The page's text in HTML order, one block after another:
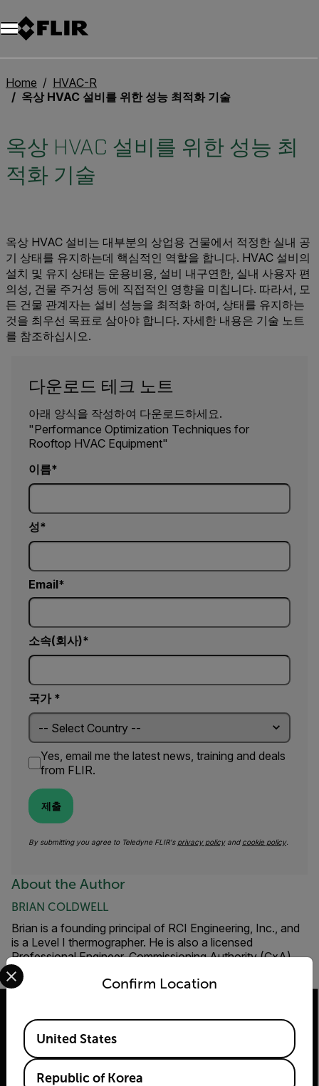
Home
HVAC-R
옥상 HVAC 설비를 위한 성능 최적화 기술
옥상 HVAC 설비를 위한 성능 최
적화 기술
옥상 HVAC 설비는 대부분의 상업용 건물에서 적정한 실내 공
기 상태를 유지하는데 핵심적인 역할을 합니다. HVAC 설비의
설치 및 유지 상태는 운용비용, 설비 내구연한, 실내 사용자 편
의성, 건물 주거성 등에 직접적인 영향을 미칩니다. 따라서, 모
든 건물 관계자는 설비 성능을 최적화 하여, 상태를 유지하는
것을 최우선 목표로 삼아야 합니다. 자세한 내용은 기술 노트
를 참조하십시오.
다운로드 테크 노트
아래 양식을 작성하여 다운로드하세요.
"Performance Optimization Techniques for
Rooftop HVAC Equipment"
이름
성
Email
소속(회사)
국가 *
Yes, email me the latest news, training and deals
from FLIR.
제출
By submitting you agree to Teledyne FLIR's privacy policyand cookie policy.
About the Author
BRIAN COLDWELL
Brian is a founding principal of RCI Engineering, Inc., and
is a Level I thermographer. He is also a licensed
Professional Engineer, Commissioning Authority (CxA),
and LEED® AP.
(주)플리어시스템코리아
2026 © Flir All rights reserved.
Confirm Location
Select your preferred country and language from the
Available Locations
United States
Republic of Korea